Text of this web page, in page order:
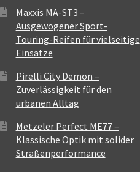
Maxxis MA-ST3 –
Ausgewogener Sport-
Touring-Reifen für vielseitige
Einsätze
Pirelli City Demon –
Zuverlässigkeit für den
urbanen Alltag
Metzeler Perfect ME77 –
Klassische Optik mit solider
Straßenperformance